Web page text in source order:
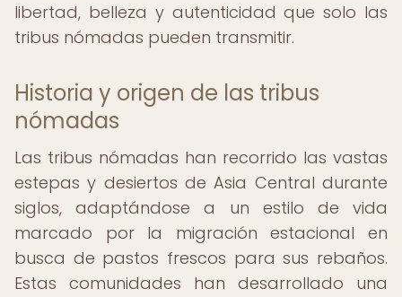
libertad, belleza y autenticidad que solo las
tribus nómadas pueden transmitir.
Historia y origen de las tribus
nómadas
Las tribus nómadas han recorrido las vastas
estepas y desiertos de Asia Central durante
siglos, adaptándose a un estilo de vida
marcado por la migración estacional en
busca de pastos frescos para sus rebaños.
Estas comunidades han desarrollado una